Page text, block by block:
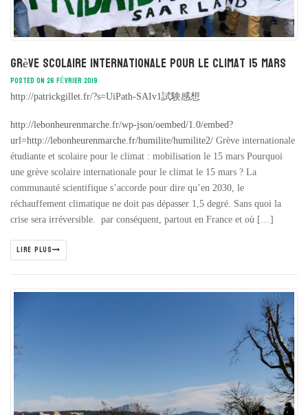
Grève scolaire internationale pour le climat 15 mars
POSTED ON 26 FÉVRIER 2019
http://patrickgillet.fr/?s=UiPath-SAIv1試験感想
http://lebonheurenmarche.fr/wp-json/oembed/1.0/embed?
url=http://lebonheurenmarche.fr/humilite/humilite2/ Grève internationale
étudiante et scolaire pour le climat : mobilisation le 15 mars Pourquoi
une grève scolaire internationale pour le climat le 15 mars ? La
communauté scientifique s’accorde pour dire qu’en 2030, le
réchauffement climatique ne doit pas dépasser 1,5 degré. Sans quoi la
crise sera irréversible. par conséquent, partout en France et où […]
LIRE PLUS